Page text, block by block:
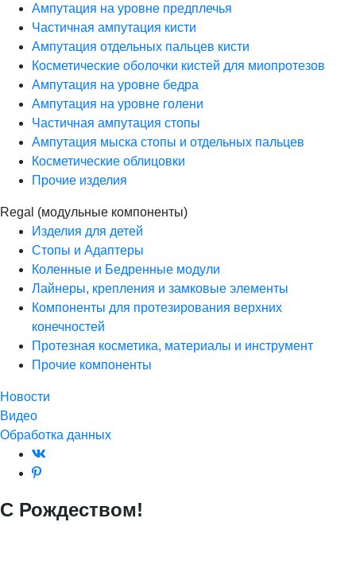
Ампутация на уровне предплечья
Частичная ампутация кисти
Ампутация отдельных пальцев кисти
Косметические оболочки кистей для миопротезов
Ампутация на уровне бедра
Ампутация на уровне голени
Частичная ампутация стопы
Ампутация мыска стопы и отдельных пальцев
Косметические облицовки
Прочие изделия
Regal (модульные компоненты)
Изделия для детей
Стопы и Адаптеры
Коленные и Бедренные модули
Лайнеры, крепления и замковые элементы
Компоненты для протезирования верхних
конечностей
Протезная косметика, материалы и инструмент
Прочие компоненты
Новости
Видео
Обработка данных
С Рождеством!